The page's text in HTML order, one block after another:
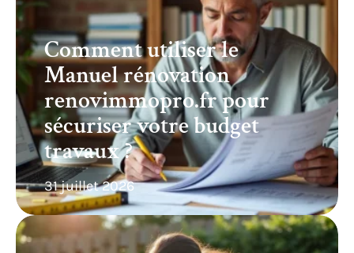
Comment utiliser le
Manuel rénovation
renovimmopro.fr pour
sécuriser votre budget
travaux ?
31 juillet 2026